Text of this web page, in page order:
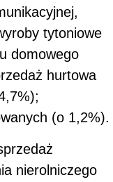
tytoniowe
domowego
hurtowa
(o 1,2%).
nierolniczego